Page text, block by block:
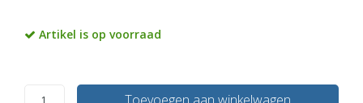
Artikel is op voorraad